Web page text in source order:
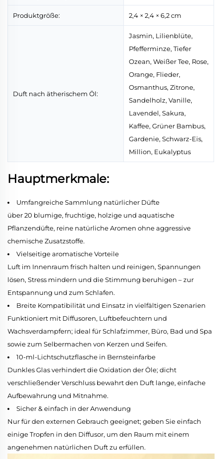
Produktgröße: 2,4 × 2,4 × 6,2 cm
Duft nach ätherischem Öl:
Jasmin, Lilienblüte,
Pfefferminze, Tiefer
Ozean, Weißer Tee, Rose,
Orange, Flieder,
Osmanthus, Zitrone,
Sandelholz, Vanille,
Lavendel, Sakura,
Kaffee, Grüner Bambus,
Gardenie, Schwarz-Eis,
Million, Eukalyptus
Hauptmerkmale:
Umfangreiche Sammlung natürlicher Düfte
über 20 blumige, fruchtige, holzige und aquatische
Pflanzendüfte, reine natürliche Aromen ohne aggressive
chemische Zusatzstoffe.
Vielseitige aromatische Vorteile
Luft im Innenraum frisch halten und reinigen, Spannungen
lösen, Stress mindern und die Stimmung beruhigen – zur
Entspannung und zum Schlafen.
Breite Kompatibilität und Einsatz in vielfältigen Szenarien
Funktioniert mit Diffusoren, Luftbefeuchtern und
Wachsverdampfern; ideal für Schlafzimmer, Büro, Bad und Spa
sowie zum Selbermachen von Kerzen und Seifen.
10-ml-Lichtschutzflasche in Bernsteinfarbe
Dunkles Glas verhindert die Oxidation der Öle; dicht
verschließender Verschluss bewahrt den Duft lange, einfache
Aufbewahrung und Mitnahme.
Sicher & einfach in der Anwendung
Nur für den externen Gebrauch geeignet; geben Sie einfach
einige Tropfen in den Diffusor, um den Raum mit einem
angenehmen natürlichen Duft zu erfüllen.